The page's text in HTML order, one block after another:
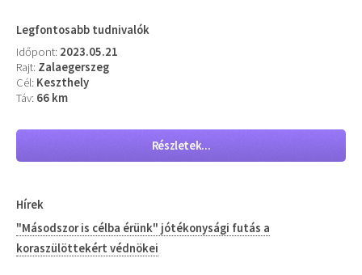
Legfontosabb tudnivalók
Időpont: 2023.05.21
Rajt: Zalaegerszeg
Cél: Keszthely
Táv: 66 km
Részletek...
Hírek
"Másodszor is célba érünk" jótékonysági futás a
koraszülöttekért védnökei